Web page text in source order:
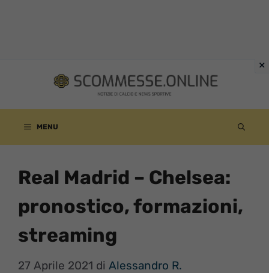
contenuto
MENU
Real Madrid – Chelsea:
pronostico, formazioni,
streaming
27 Aprile 2021 di Alessandro R.